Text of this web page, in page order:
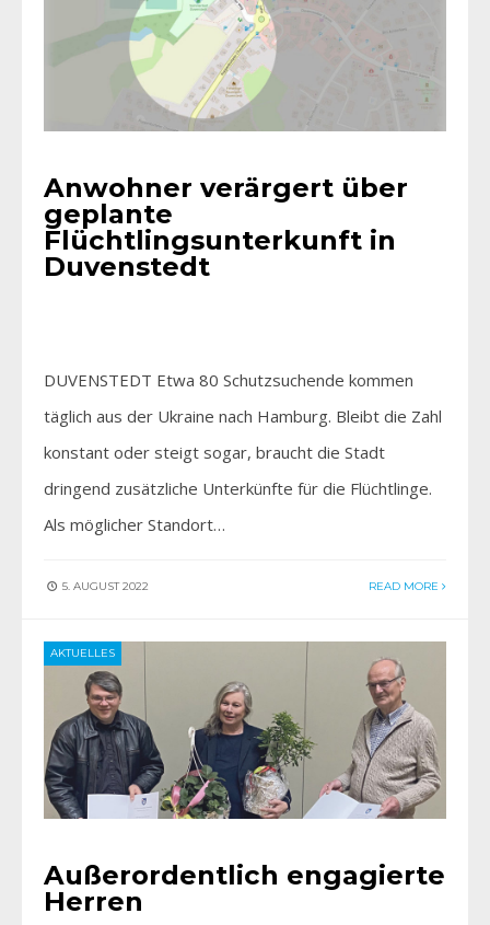
Anwohner verärgert über
geplante
Flüchtlingsunterkunft in
Duvenstedt
DUVENSTEDT Etwa 80 Schutzsuchende kommen
täglich aus der Ukraine nach Hamburg. Bleibt die Zahl
konstant oder steigt sogar, braucht die Stadt
dringend zusätzliche Unterkünfte für die Flüchtlinge.
Als möglicher Standort…
5. AUGUST 2022 READ MORE
AKTUELLES
Außerordentlich engagierte
Herren